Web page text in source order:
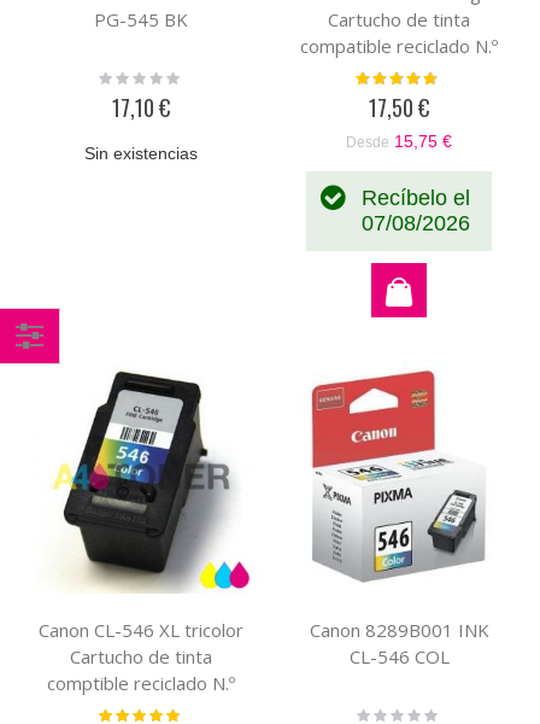
PG-545 BK
Rating:
17,10 €
Sin existencias
Cartucho de tinta
compatible reciclado N.º
8286B001
Valoración:
17,50 €
Desde 15,75 €
Recíbelo el
07/08/2026
Canon CL-546 XL tricolor
Cartucho de tinta
comptible reciclado N.º
8288B001
Valoración:
Canon 8289B001 INK
CL-546 COL
Rating:
Comprar